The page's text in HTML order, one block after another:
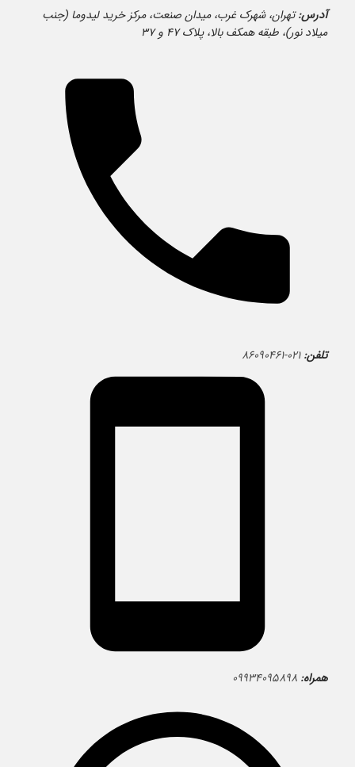
آدرس:تهران، شهرک غرب، میدان صنعت، مرکز خرید لیدوما (جنب
میلاد نور)، طبقه همکف بالا، پلاک ۴۷ و ۳۷
تلفن: ۰۲۱-۸۶۰۹۰۴۶۱
همراه: ۰۹۹۳۴۰۹۵۸۹۸